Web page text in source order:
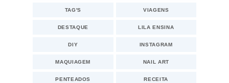
TAG'S VIAGENS
DESTAQUE LILA ENSINA
DIY INSTAGRAM
MAQUIAGEM NAIL ART
PENTEADOS RECEITA